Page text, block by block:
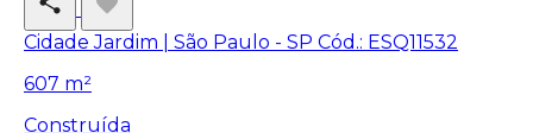
Cidade Jardim | São Paulo - SP Cód.: ESQ11532
607 m²
Construída